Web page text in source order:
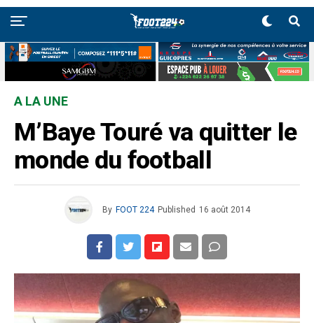
A LA UNE
M’Baye Touré va quitter le
monde du football
By FOOT 224 Published 16 août 2014